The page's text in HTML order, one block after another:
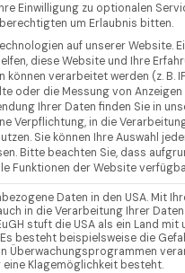
Einwilligung zu optionalen
um Erlaubnis bitten.
auf unserer Website.
diese Website und Ihre
können verarbeitet werden (z. B.
oder die Messung von Anzeigen
Ihrer Daten finden Sie in
Verpflichtung, in die
Sie können Ihre Auswahl
Bitte beachten Sie, dass
Funktionen der Website
Daten in den USA. Mit
in die Verarbeitung Ihrer Daten
stuft die USA als ein Land mit
besteht beispielsweise die
Überwachungsprogrammen
Klagemöglichkeit besteht.